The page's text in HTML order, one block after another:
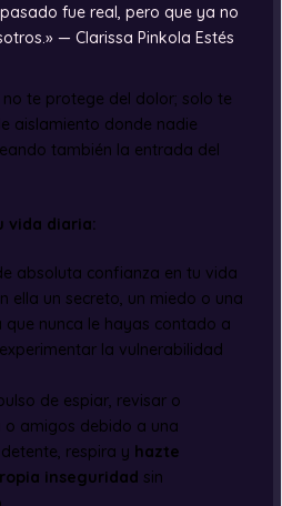
fue real, pero que ya no
— Clarissa Pinkola Estés
te protege del dolor; solo te
aislamiento donde nadie
también la entrada del
vida diaria:
absoluta confianza en tu vida
ella un secreto, un miedo o una
nunca le hayas contado a
la vulnerabilidad
de espiar, revisar o
amigos debido a una
respira y hazte
inseguridad sin